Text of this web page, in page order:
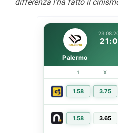
Palermo
1 X
1.58 3.75
1.58 3.65